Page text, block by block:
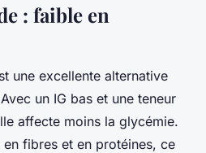
: faible en
une excellente alternative
un IG bas et une teneur
affecte moins la glycémie.
fibres et en protéines, ce